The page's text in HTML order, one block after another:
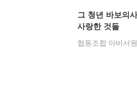
그 청년 바보의
사랑한 것들
협동조합 아바서원